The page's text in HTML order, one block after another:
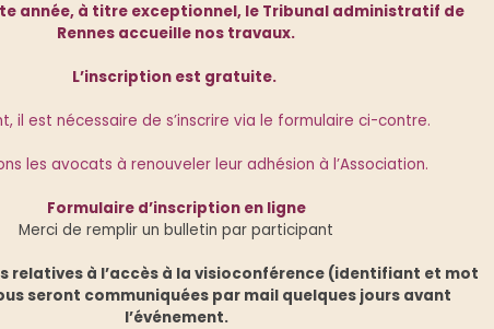
à titre exceptionnel, le Tribunal administratif de
Rennes accueille nos travaux.
L’inscription est gratuite.
il est nécessaire de s’inscrire via le formulaire ci-contre.
les avocats à renouveler leur adhésion à l’Association.
Formulaire d’inscription en ligne
Merci de remplir un bulletin par participant
relatives à l’accès à la visioconférence (identifiant et mot
seront communiquées par mail quelques jours avant
l’événement.